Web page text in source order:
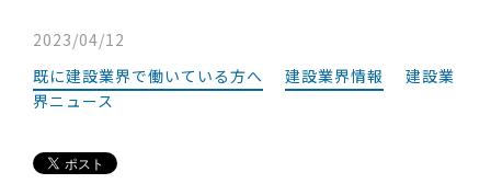
2023/04/12
既に建設業界で働いている方へ
建設業界情報
建設業
界ニュース